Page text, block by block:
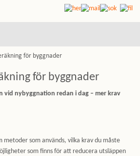
för byggnader
för byggnader
vid nybyggnation redan i dag – mer krav
metoder som används, vilka krav du måste
som finns för att reducera utsläppen